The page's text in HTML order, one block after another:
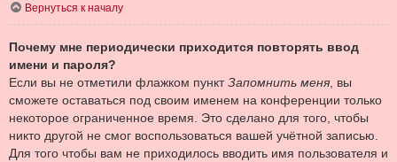
Вернуться к началу
Почему мне периодически приходится повторять ввод
имени и пароля?
Если вы не отметили флажком пунктЗапомнить меня , вы
сможете оставаться под своим именем на конференции только
некоторое ограниченное время. Это сделано для того, чтобы
никто другой не смог воспользоваться вашей учётной записью.
Для того чтобы вам не приходилось вводить имя пользователя и